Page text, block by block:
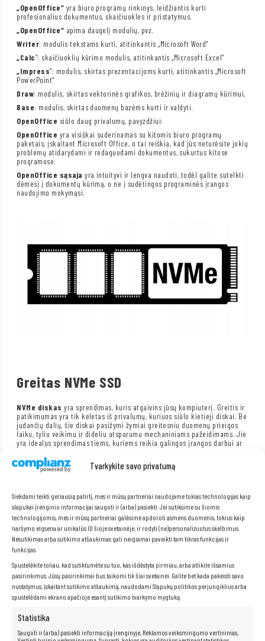
Tvarkykite savo privatumą
Siekdami teikti geriausią patirtį, mes ir mūsų partneriai naudojame tokias technologijas kaip
slapukai įrenginio informacijai saugoti ir (arba) pasiekti. Jei sutiksime su šiomis
technologijomis, mes ir mūsų partneriai galėsime apdoroti asmens duomenis, tokius kaip
naršymo elgsena ar unikalūs ID šioje svetainėje, ir rodyti (ne)personalizuotus skelbimus.
Nesutikimas arba sutikimo atšaukimas gali neigiamai paveikti tam tikras funkcijas ir
funkcijas.
Spustelėkite toliau, kad sutiktumėte su tuo, kas išdėstyta pirmiau, arba atlikite išsamius
pasirinkimus. Jūsų pasirinkimai bus taikomi tik šiai svetainei. Galite bet kada pakeisti savo
nustatymus, įskaitant sutikimo atšaukimą, naudodami Slapukų politikos perjungiklius arba
spustelėdami ekrano apačioje esantį sutikimo tvarkymo mygtuką.
Statistika
Saugoti ir (arba) pasiekti informaciją įrenginyje, Reklamos veiksmingumo vertinimas,
„OpenOffice“ yra biuro programų rinkinys, leidžiantis kurti
profesionalius dokumentus, skaičiuokles ir pristatymus.
„OpenOffice“ apima daugelį modulių, pvz.
Writer: modulis tekstams kurti, atitinkantis „Microsoft Word“
„Calc“: skaičiuoklių kūrimo modulis, atitinkantis „Microsoft Excel“
„Impress“: modulis, skirtas prezentacijoms kurti, atitinkantis „Microsoft
PowerPoint“
Draw: modulis, skirtas vektorinės grafikos, brėžinių ir diagramų kūrimui,
Base: modulis, skirtas duomenų bazėms kurti ir valdyti.
OpenOffice siūlo daug privalumų, pavyzdžiui:
OpenOffice yra visiškai suderinamas su kitomis biuro programų
paketais, įskaitant Microsoft Office, o tai reiškia, kad jūs neturėsite jokių
problemų atidarydami ir redaguodami dokumentus, sukurtus kitose
programose.
OpenOffice sąsaja yra intuityvi ir lengva naudoti, todėl galite sutelkti
dėmesį į dokumentų kūrimą, o ne į sudėtingos programinės įrangos
naudojimo mokymąsi.
Greitas NVMe SSD
NVMe diskas yra sprendimas, kuris atgaivins jūsų kompiuterį. Greitis ir
patikimumas yra tik keletas iš privalumų, kuriuos siūlo kietieji diskai. Be
judančių dalių, šie diskai pasižymi žymiai greitesniu duomenų prieigos
laiku, tyliu veikimu ir dideliu atsparumu mechaniniams pažeidimams. Jie
yra idealus sprendimas tiems, kuriems reikia galingos įrangos darbui ar
„Intel Core i5-8365u“ procesorius